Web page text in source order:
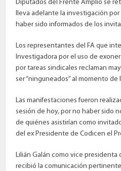
Diputados del Frente Amplio se
lleva adelante la investigación por
haber sido informados de los
Los representantes del FA que
Investigadora por el uso de
por tareas sindicales reclaman
ser “ninguneados” al momento
Las manifestaciones fueron
sesión de hoy, por no haber sido
de quiénes asistirían como
del ex Presidente de Codicen el
Lilián Galán como vice presidenta
recibió la comunicación